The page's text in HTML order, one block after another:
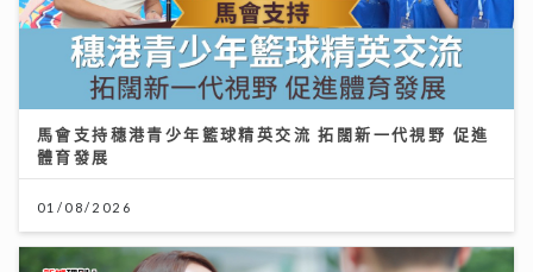
馬會支持穗港青少年籃球精英交流 拓闊新一代視野 促進
體育發展
01/08/2026